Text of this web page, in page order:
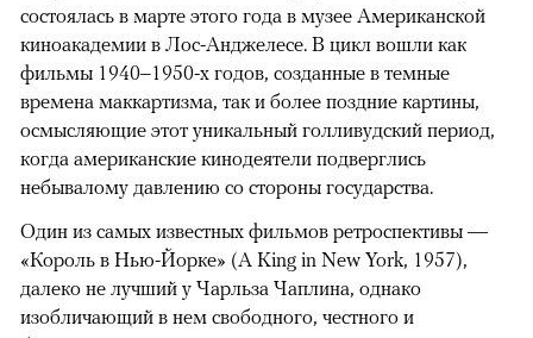
состоялась в марте этого года в музее Американской
киноакадемии в Лос-Анджелесе. В цикл вошли как
фильмы 1940–1950-х годов, созданные в темные
времена маккартизма, так и более поздние картины,
осмысляющие этот уникальный голливудский период,
когда американские кинодеятели подверглись
небывалому давлению со стороны государства.
Один из самых известных фильмов ретроспективы —
«Король в Нью-Йорке» (A King in New York, 1957),
далеко не лучший у Чарльза Чаплина, однако
изобличающий в нем свободного, честного и